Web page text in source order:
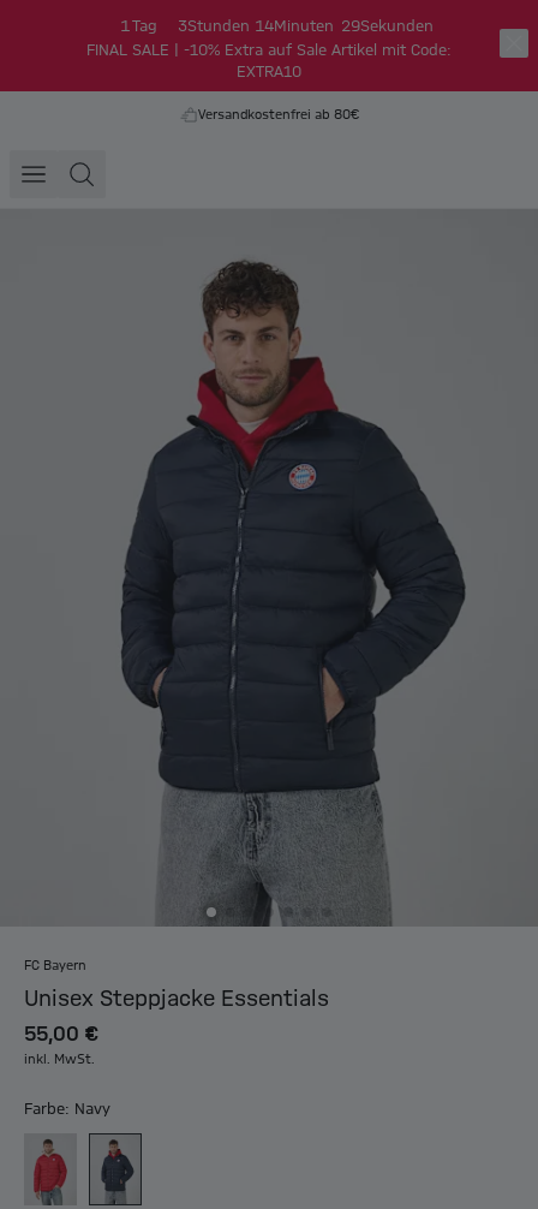
1Tag 3Stunden 14Minuten 28Sekunden
FINAL SALE | -10% Extra auf Sale Artikel mit Code:
EXTRA10
Versandkostenfrei ab 80€
FC Bayern
Unisex Steppjacke Essentials
55,00 €
inkl. MwSt.
Farbe: Navy